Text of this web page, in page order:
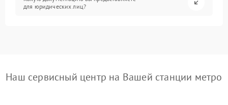
для юридических лиц?
Наш сервисный центр на Вашей станции метро